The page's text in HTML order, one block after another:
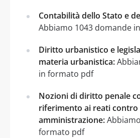
Contabilità dello Stato e
Abbiamo 1043 domande
Diritto urbanistico e
materia urbanistica:
in formato pdf
Nozioni di diritto penale
riferimento ai reati contro
amministrazione:
formato pdf